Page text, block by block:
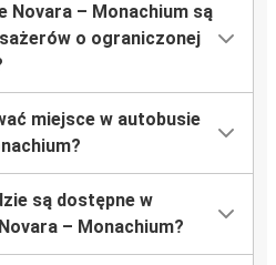
Novara – Monachium są
o ograniczonej
miejsce w autobusie
są dostępne w
– Monachium?